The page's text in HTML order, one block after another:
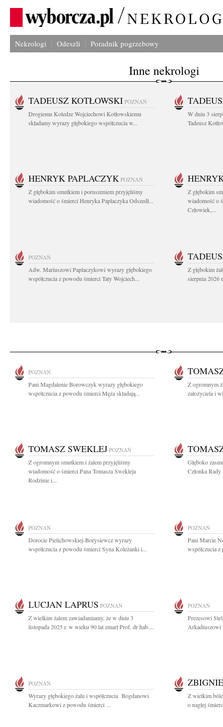
Nekrologi Odeszli Poradnik pogrzebowy
Inne nekrologi
TADEUSZ KOTŁOWSKI POZNAŃ
Drogiemu Koledze Wojciechowi Kotłowskiemu
składamy wyrazy głębokiego współczucia w...
W dniu 3
Tadeusz
HENRYK PAPLACZYK POZNAŃ
Z głębokim smutkiem i poruszeniem przyjęliśmy
wiadomość o śmierci Henryka Paplaczyka Odszedł...
Z głębokim
wiadomość o
Człowiek,...
POZNAŃ
Adw. Mariuszowi Paplaczykowi wyrazy głębokiego
współczucia z powodu śmierci Taty Wojciech...
Z głębokim
sierpnia 2026
POZNAŃ
Pani Magdalenie Borowczyk wyrazy głębokiego
współczucia z powodu śmierci Męża składają...
Z ogromnym
założyciela i
TOMASZ SWEKLEJ POZNAŃ
Z ogromnym smutkiem i żalem przyjęliśmy
wiadomość o śmierci Pana Tomasza Swekleja
Rodzinie i...
Głęboko
Członka
POZNAŃ
Dorocie Pielichowskiej-Borysiewcz wyrazy
współczucia z powodu śmierci Syna Koleżanki i...
POZNAŃ
Pani Marcie
współczucia
LUCJAN LAPRUS POZNAŃ
Z wielkim żalem zawiadamiamy, że w dniu 3
listopada 2025 r. w wieku 90 lat zmarł Prof. dr hab....
POZNAŃ
Prezesowi
Arkadiuszowi
POZNAŃ
Wyrazy głębokiego żalu i współczucia Bogdanowi
Kaczmarkowi z powodu śmierci ...
Z wielkim
o nagłej